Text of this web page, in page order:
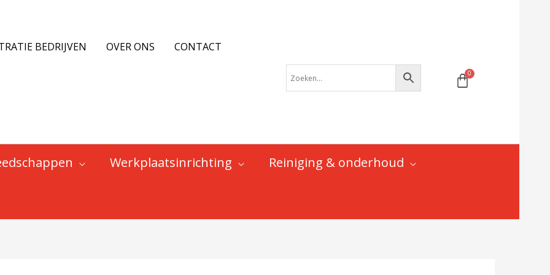
BEDRIJVEN OVER ONS CONTACT
Werkplaatsinrichting Reiniging & onderhoud
"professional"
-
momentsleutel